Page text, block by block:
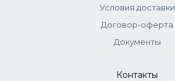
Условия доставки
Договор-оферта
Документы
Контакты